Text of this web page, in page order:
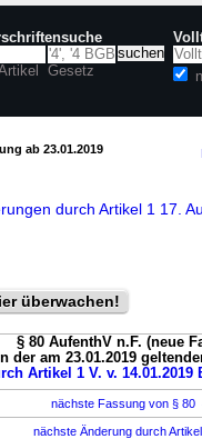
Gesetz
ab 23.01.2019
durch Artikel 1 17.
überwachen!
§ 80 AufenthV n.F. (neue
der am 23.01.2019
Artikel 1 V. v. 14.01.2019
nächste Fassung von § 80
nächste Änderung durch Artikel